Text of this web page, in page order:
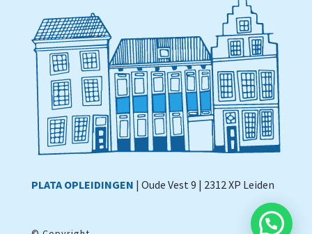
PLATA OPLEIDINGEN | Oude Vest 9 | 2312 XP Leiden